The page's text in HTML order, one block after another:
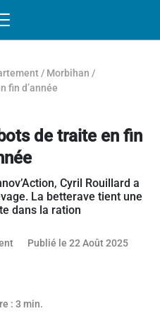
/ Morbihan /
fin d’année
de traite en fin
Cyril Rouillard a
La betterave tient une
dans la ration
Publié le 22 Août 202521
: 3 min.